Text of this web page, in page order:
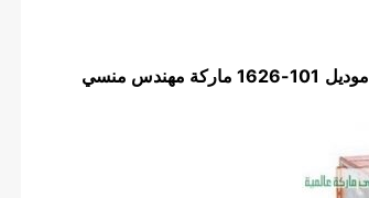
موديل 101-1626 ماركة مهندس منسي